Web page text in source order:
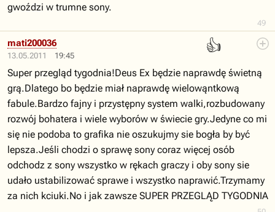
49
gwoździ w trumne sony.
13.05.2011 19:45
👍
mati200036
Super przegląd tygodnia!Deus Ex będzie naprawdę świetną
grą.Dlatego bo będzie miał naprawdę wielowąntkową
fabule.Bardzo fajny i przystępny system walki,rozbudowany
rozwój bohatera i wiele wyborów w świecie gry.Jedyne co mi
się nie podoba to grafika nie oszukujmy sie bogła by być
lepsza.Jeśli chodzi o sprawę sony coraz więcej osób
odchodz z sony wszystko w rękach graczy i oby sony sie
udało ustabilizować sprawe i wszystko naprawić.Trzymamy
za nich kciuki.No i jak zawsze SUPER PRZEGLĄD TYGODNIA